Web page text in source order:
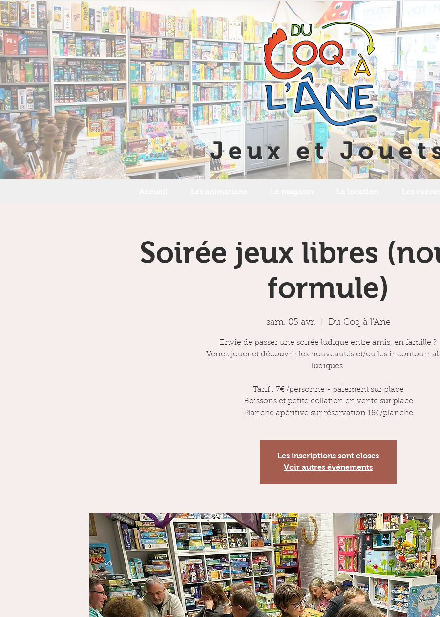
Jeux et
Soirée jeux libres
formule)
sam. 05 avr. Du Coq à l'Ane
Envie de passer une soirée ludique entre amis, en famille ?
Venez jouer et découvrir les nouveautés et/ou les
ludiques.
Tarif : 7€ /personne - paiement sur place
Boissons et petite collation en vente sur place
Planche apéritive sur réservation 18€/planche
Les inscriptions sont closes
Voir autres événements